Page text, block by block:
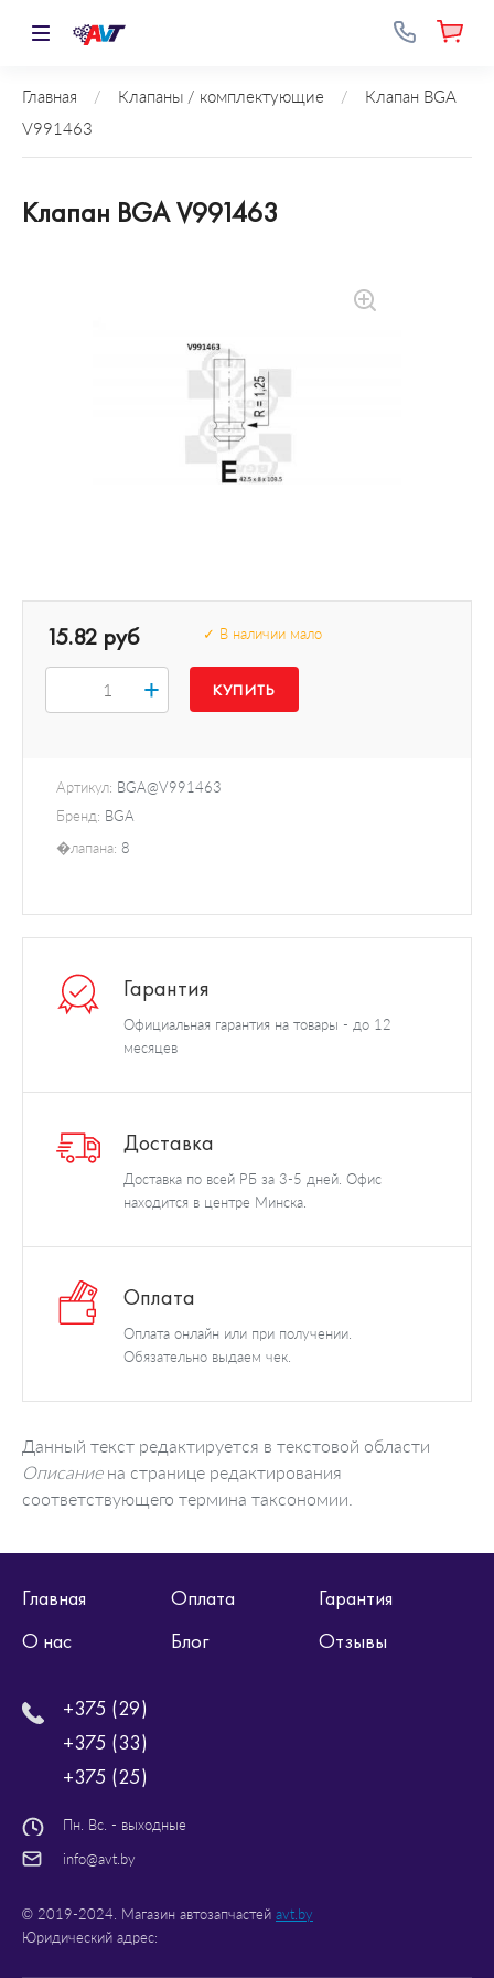
Главная / Клапаны / комплектующие /
Клапан BGA
V991463
Клапан BGA V991463
✓ В наличии мало
Артикул: BGA@V991463
Бренд: BGA
�лапана: 8
15.82 руб
+
Гарантия
Официальная гарантия на товары - до 12
месяцев
Доставка
Доставка по всей РБ за 3-5 дней. Офис
находится в центре Минска.
Оплата
Оплата онлайн или при получении.
Обязательно выдаем чек.
Данный текст редактируется в текстовой области
Описаниена странице редактирования
соответствующего термина таксономии.
Главная Оплата
Гарантия
О нас
Блог Отзывы
+375 (29)
+375 (33)
+375 (25)
Пн. Вс. - выходные
info@avt.by
© 2019-2024. Магазин автозапчастей avt.by
Юридический адрес: